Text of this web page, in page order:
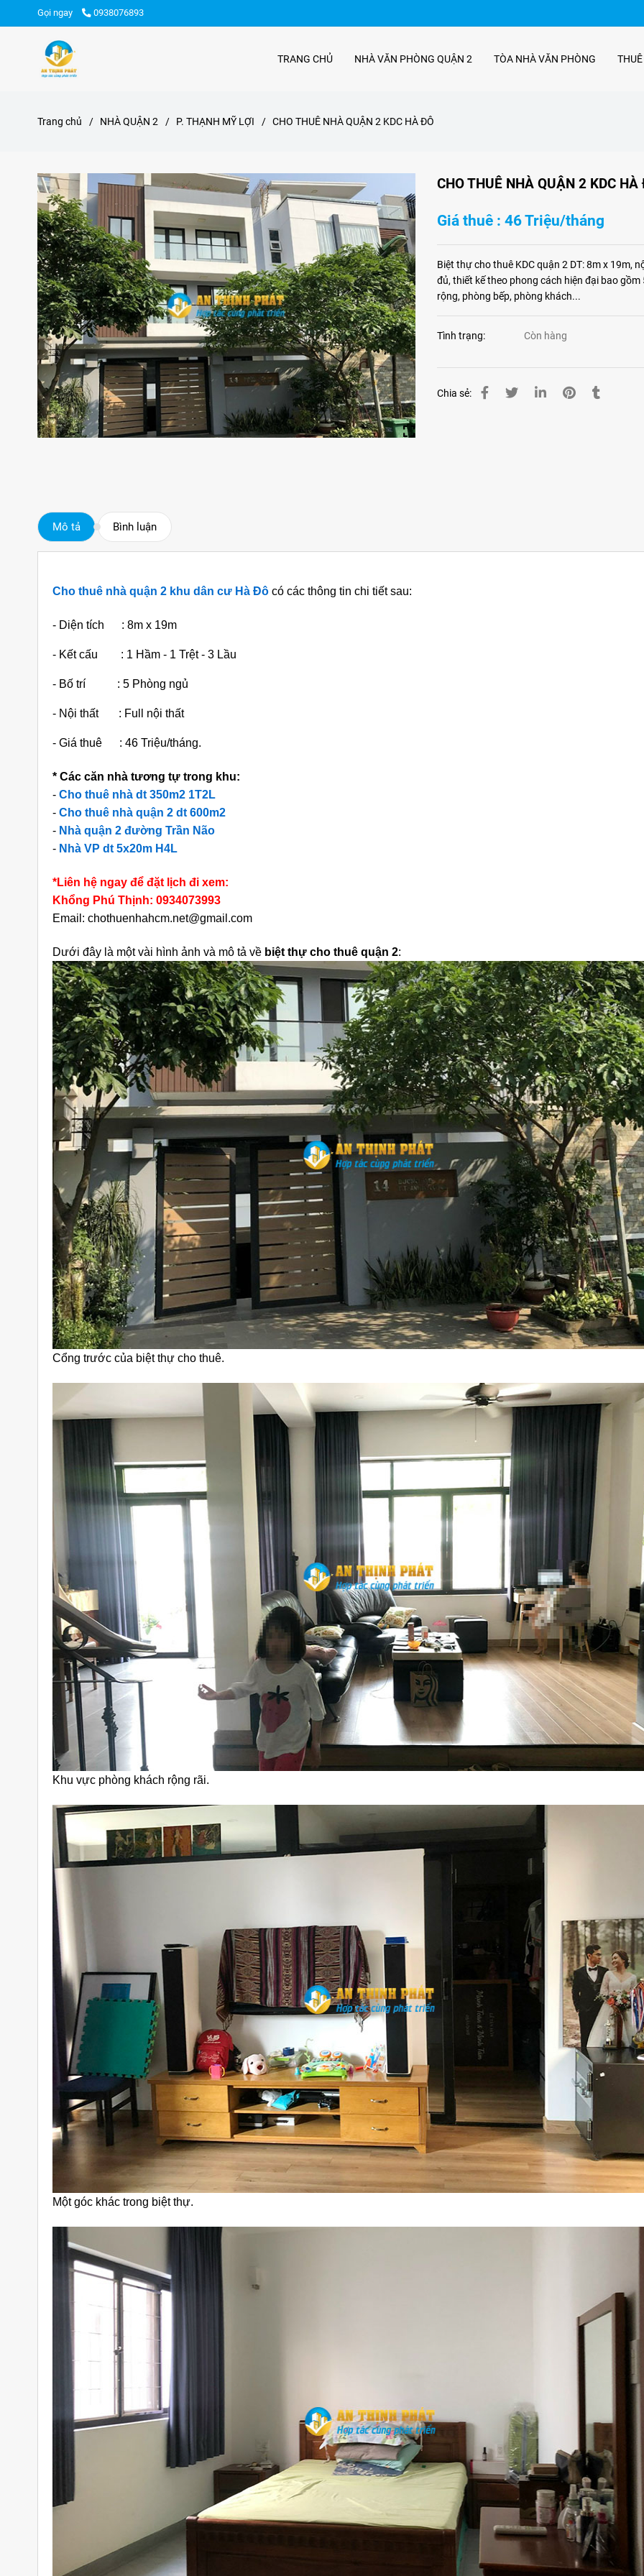
Gọi ngay 0938076893
TRANG CHỦ NHÀ VĂN PHÒNG QUẬN 2 TÒA NHÀ VĂN PHÒNG
Trang chủ / NHÀ QUẬN 2 / P. THẠNH MỸ LỢI / CHO THUÊ NHÀ QUẬN 2 KDC HÀ ĐÔ
CHO THUÊ NHÀ QUẬN 2 KDC HÀ
Giá thuê : 46 Triệu/tháng
Biệt thự cho thuê KDC quận 2 DT: 8m x 19m,
đủ, thiết kế theo phong cách hiện đại bao gồm
rộng, phòng bếp, phòng khách...
Tình trạng: Còn hàng
Chia sẻ:
Mô tả Bình luận
Cho thuê nhà quận 2 khu dân cư Hà Đô có các thông tin chi tiết sau:
- Diện tích : 8m x 19m
- Kết cấu : 1 Hầm - 1 Trệt - 3 Lầu
- Bố trí : 5 Phòng ngủ
- Nội thất : Full nội thất
- Giá thuê : 46 Triệu/tháng.
* Các căn nhà tương tự trong khu:
- Cho thuê nhà dt 350m2 1T2L
- Cho thuê nhà quận 2 dt 600m2
- Nhà quận 2 đường Trần Não
- Nhà VP dt 5x20m H4L
*Liên hệ ngay để đặt lịch đi xem:
Khổng Phú Thịnh: 0934073993
Email: chothuenhahcm.net@gmail.com
Dưới đây là một vài hình ảnh và mô tả về biệt thự cho thuê quận 2:
Cổng trước của biệt thự cho thuê.
Khu vực phòng khách rộng rãi.
Một góc khác trong biệt thự.
Đường
Cho Thuê Nhà Quận 9 Căn Góc
180m2 Sàn Suốt Làm Văn Phòng
25 triệu/tháng
2 lầu 180